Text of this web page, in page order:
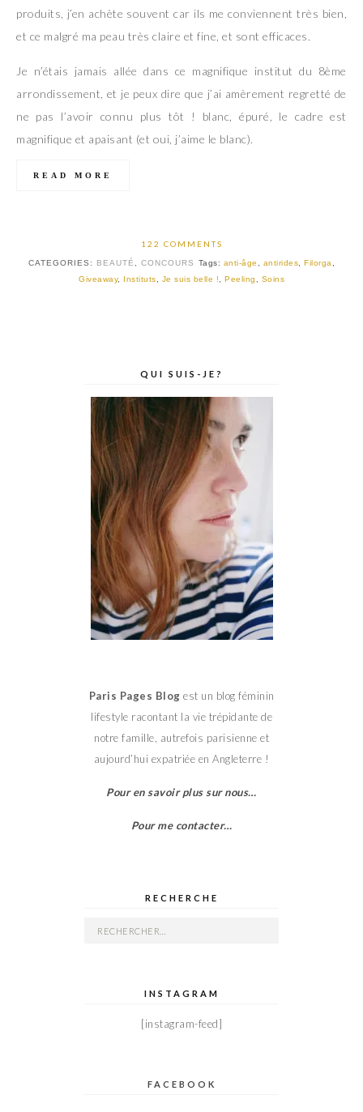
produits, j’en achète souvent car ils me conviennent très bien,
et ce malgré ma peau très claire et fine, et sont efficaces.
Je n’étais jamais allée dans ce magnifique institut du 8ème
arrondissement, et je peux dire que j’ai amèrement regretté de
ne pas l’avoir connu plus tôt ! blanc, épuré, le cadre est
magnifique et apaisant (et oui, j’aime le blanc).
READ MORE
122 COMMENTS
CATEGORIES: BEAUTÉ CONCOURS Tags: anti-âge antirides ,Filorga
Giveaway, Instituts Je suis belle ! Peeling Soins
QUI SUIS-JE?
Paris Pages Blog est un blog féminin
lifestyle racontant la vie trépidante de
notre famille, autrefois parisienne et
aujourd’hui expatriée en Angleterre !
Pour en savoir plus sur nous…
Pour me contacter…
RECHERCHE
Rechercher :
INSTAGRAM
[instagram-feed]
FACEBOOK